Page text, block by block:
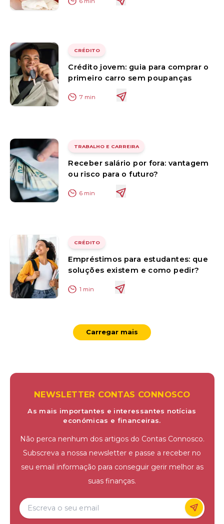
CRÉDITO
Crédito jovem: guia para comprar o
primeiro carro sem poupanças
7 min
TRABALHO E CARREIRA
Receber salário por fora: vantagem
ou risco para o futuro?
6 min
CRÉDITO
Empréstimos para estudantes: que
soluções existem e como pedir?
1 min
Carregar mais
NEWSLETTER CONTAS CONNOSCO
As mais importantes e interessantes notícias
económicas e financeiras.
Não perca nenhum dos artigos do Contas Connosco.
Subscreva a nossa newsletter e passe a receber no
seu email informação para conseguir gerir melhor as
suas finanças.